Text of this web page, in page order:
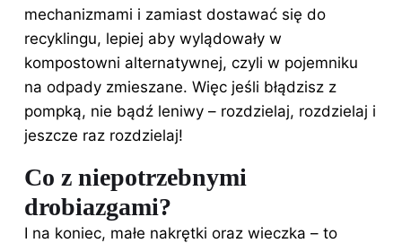
mechanizmami i zamiast dostawać się do
recyklingu, lepiej aby wylądowały w
kompostowni alternatywnej, czyli w pojemniku
na odpady zmieszane. Więc jeśli błądzisz z
pompką, nie bądź leniwy – rozdzielaj, rozdzielaj i
jeszcze raz rozdzielaj!
Co z niepotrzebnymi
drobiazgami?
I na koniec, małe nakrętki oraz wieczka – to